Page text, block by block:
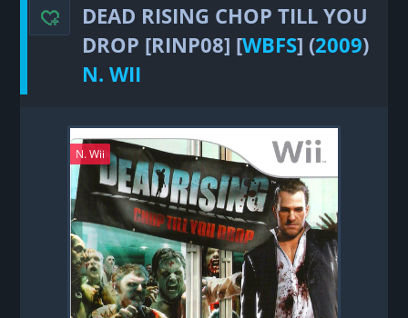
DEAD RISING CHOP TILL YOU
DROP [RINP08] [WBFS] (2009)
N. WII
N. Wii